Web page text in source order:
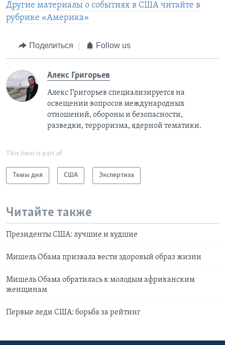
Другие материалы о событиях в США читайте в
рубрике «Америка»
Поделиться Follow us
Алекс Григорьев
Алекс Григорьев специализируется на
освещении вопросов международных
отношений, обороны и безопасности,
разведки, терроризма, ядерной тематики.
This item is part of
Темы дня США Экспертиза
Читайте также
Президенты США: лучшие и худшие
Мишель Обама призвала вести здоровый образ жизни
Мишель Обама обратилась к молодым африканским
женщинам
Первые леди США: борьба за рейтинг